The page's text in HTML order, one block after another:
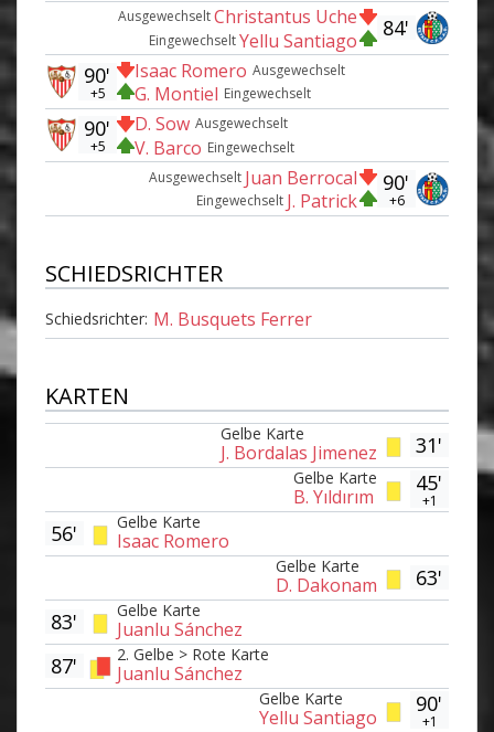
84'
AusgewechseltChristantus Uche
EingewechseltYellu Santiago
Ausgewechselt
Isaac Romero
Eingewechselt
G. Montiel
90'
+5
Ausgewechselt
D. Sow
Eingewechselt
V. Barco
90'
+5
90'
+6
Ausgewechselt Juan Berrocal
Eingewechselt J. Patrick
SCHIEDSRICHTER
Schiedsrichter: M. Busquets Ferrer
KARTEN
31'
Gelbe Karte
J. Bordalas Jimenez
45'
+1
Gelbe Karte
B. Yıldırım
Gelbe Karte
Isaac Romero
56'
63'
Gelbe Karte
D. Dakonam
Gelbe Karte
Juanlu Sánchez
83'
2. Gelbe > Rote Karte
Juanlu Sánchez
87'
90'
+1
Gelbe Karte
Yellu Santiago